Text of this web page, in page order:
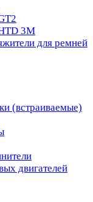
3M
для ремней
(встраиваемые)
двигателей